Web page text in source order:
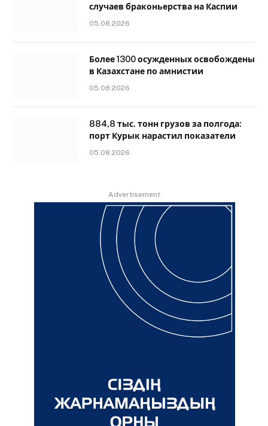
случаев браконьерства на Каспии
05.08.2026
Более 1300 осужденных освобождены
в Казахстане по амнистии
05.08.2026
884,8 тыс. тонн грузов за полгода:
порт Курык нарастил показатели
05.08.2026
Advertisement